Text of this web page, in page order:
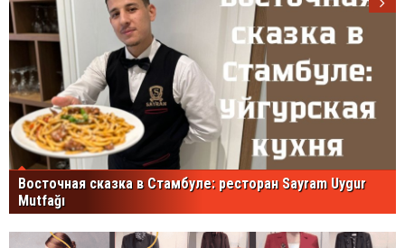
Восточная сказка в Стамбуле: ресторан Sayram Uygur
Mutfağı